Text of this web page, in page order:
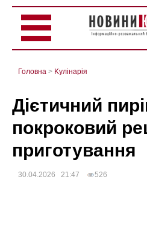
Головна > Kулінарія
Дієтичний
покроковий
приготування
30.04.2026 21:47 526